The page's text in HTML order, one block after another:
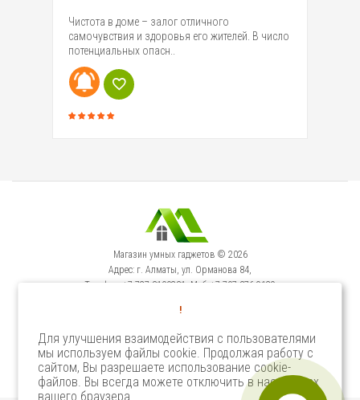
Чистота в доме – залог отличного
самочувствия и здоровья его жителей. В число
потенциальных опасн..
Магазин умных гаджетов © 2026
Адрес: г. Алматы, ул. Орманова 84,
Телефон: +7-727-3100231, Моб: +7-707-376-9129
Сервисный Центр: г. Алматы, ул. Орманова 84.
Select Language ▼
!
Для улучшения взаимодействия с пользователями
мы используем файлы cookie. Продолжая работу с
сайтом, Вы разрешаете использование cookie-
файлов. Вы всегда можете отключить в настройках
вашего браузера.